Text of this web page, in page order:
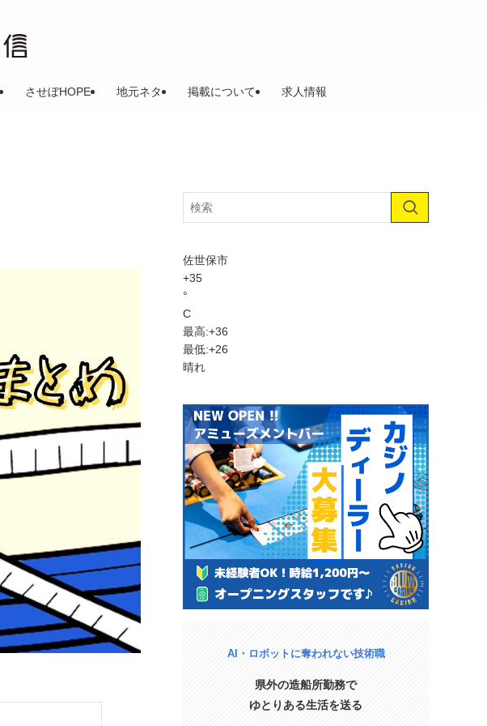
させぼHOPE 地元ネタ 掲載について 求人情報
佐世保市
+35
°
C
最高:+36
最低:+26
晴れ
AI・ロボットに奪われない技術職
県外の造船所勤務で
ゆとりある生活を送る